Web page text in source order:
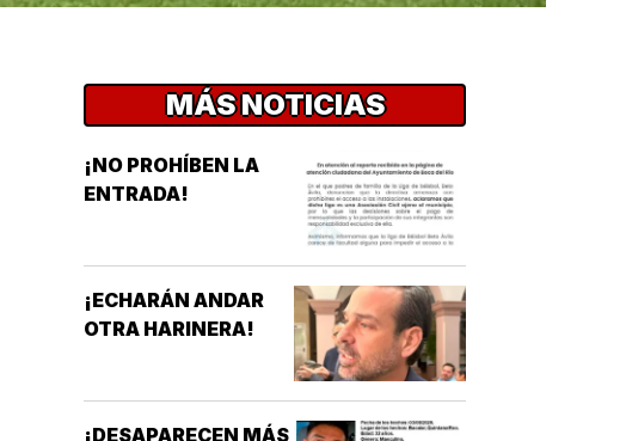
MÁS NOTICIAS
¡NO PROHÍBEN LA
ENTRADA!
¡ECHARÁN ANDAR
OTRA HARINERA!
¡DESAPARECEN MÁS